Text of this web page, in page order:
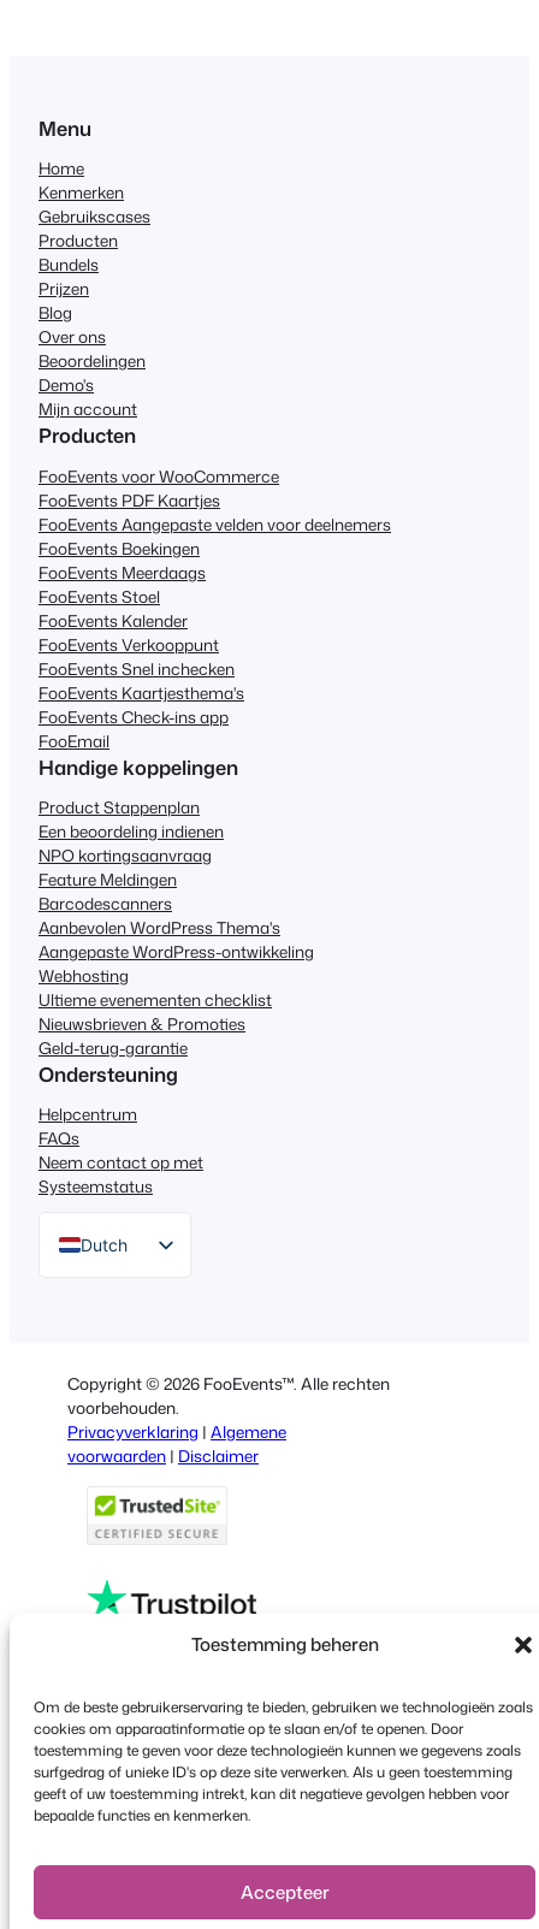
Toestemming beheren
Om de beste gebruikerservaring te bieden, gebruiken we technologieën zoals
cookies om apparaatinformatie op te slaan en/of te openen. Door
toestemming te geven voor deze technologieën kunnen we gegevens zoals
surfgedrag of unieke ID's op deze site verwerken. Als u geen toestemming
geeft of uw toestemming intrekt, kan dit negatieve gevolgen hebben voor
bepaalde functies en kenmerken.
Accepteer
Menu
Home
Kenmerken
Gebruikscases
Producten
Bundels
Prijzen
Blog
Over ons
Beoordelingen
Demo's
Mijn account
Producten
FooEvents voor WooCommerce
FooEvents PDF Kaartjes
FooEvents Aangepaste velden voor deelnemers
FooEvents Boekingen
FooEvents Meerdaags
FooEvents Stoel
FooEvents Kalender
FooEvents Verkooppunt
FooEvents Snel inchecken
FooEvents Kaartjesthema's
FooEvents Check-ins app
FooEmail
Handige koppelingen
Product Stappenplan
Een beoordeling indienen
NPO kortingsaanvraag
Feature Meldingen
Barcodescanners
Aanbevolen WordPress Thema's
Aangepaste WordPress-ontwikkeling
Webhosting
Ultieme evenementen checklist
Nieuwsbrieven & Promoties
Geld-terug-garantie
Ondersteuning
Helpcentrum
FAQs
Neem contact op met
Systeemstatus
Dutch
Italian
Portuguese
French
Polish
Copyright © 2026 FooEvents™. Alle rechten
voorbehouden.
Privacyverklaring | Algemene
voorwaarden | Disclaimer